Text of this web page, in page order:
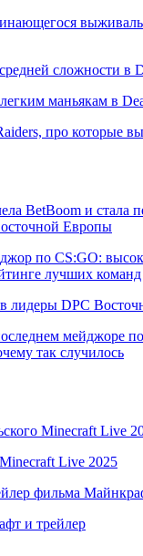
сложности в
маньякам в
про которые
BetBoom и стала
Европы
по CS:GO:
лучших команд
лидеры DPC
мейджоре
так случилось
Minecraft Live
Live 2025
фильма
и трейлер